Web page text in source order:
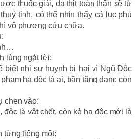
thuốc giải, da thịt toàn thân sẽ từ
tinh, có thể nhìn thấy cả lục phủ
vô phương cứu chữa.
lùng ngắt lời:
biết nhị sư huynh bị hại vì Ngũ Độc
hạ độc là ai, bần tăng đang còn
chen vào:
độc là vật chết, còn kẻ hạ độc mới là
từng tiếng một: